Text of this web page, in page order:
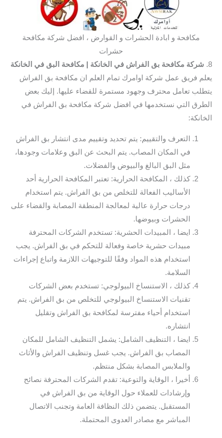
مكافحة و ابادة الحشرات و القوارض ، افضل شركة مكافحة
حشرات
8. شركة مكافحة بق الفراش في الخانكة
| مكافحة البق في الخانكة
يعلم فريق عمل شركة اوامرك تمام العلم ان مكافحة بق الفراش
يتطلب تعامل محترف وجهود مستمرة للقضاء عليها. إليك بعض
الطرق التي نستخدمها في افضل شركة مكافحة بق الفراش في
الخانكة:
التعرف والتقييم: يتم تحديد وتقييم مدى انتشار بق الفراش
في المكان المصاب. يتم البحث عن البق وعلامات وجودها،
مثل البق البالغ والبيوض والفضلات.
كذلك ، المكافحة الحرارية: تعتبر المكافحة الحرارية أحد
الأساليب الفعالة للتخلص من بق الفراش. يتم استخدام
درجات حرارة عالية لمعالجة المنطقة المصابة والقضاء على
الحشرات وبيوضها.
ايضا ، المبيدات الحشرية: تستخدم الشركات المحترفة
مبيدات حشرية خاصة وفعالة للتحكم في بق الفراش. يجب
استخدام هذه المواد وفقًا للتوجيهات اللازمة واتباع إجراءات
السلامة.
كذلك ، الاستنساخ البيولوجي: تستخدم بعض الشركات
تقنيات الاستنساخ البيولوجي للتخلص من بق الفراش. يتم
استخدام أحياء مفترسة لمكافحة بق الفراش وتقليل
انتشاره.
ايضا ، التنظيف الشامل: يشمل التنظيف الشامل للمكان
المصاب بق الفراش. يجب غسل وتنظيف الفراش والأثاث
والملابس المصابة بشكل منتظم.
أخيرا ، الوقاية والتوعية: تقدم الشركات المحترفة نصائح
وإرشادات للعملاء حول الوقاية من بق الفراش في
المستقبل. يتضمن ذلك النظافة العامة وتجنب الاتصال
المباشر مع مصادر العدوى المحتملة.